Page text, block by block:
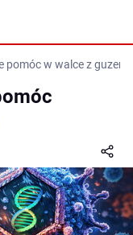
pomóc w walce z guzem